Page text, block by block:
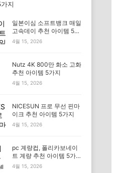
지
일본이심 소프트뱅크 매일
고속데이 추천 아이템 5가
지
4월 15, 2026
Nutz 4K 800만 화소 고화
추천 아이템 5가지
4월 15, 2026
NICESUN 프로 무선 핀마
이크 추천 아이템 5가지
4월 15, 2026
pc 계량컵, 폴리카보네이
트 계량 추천 아이템 5가
지
4월 15, 2026